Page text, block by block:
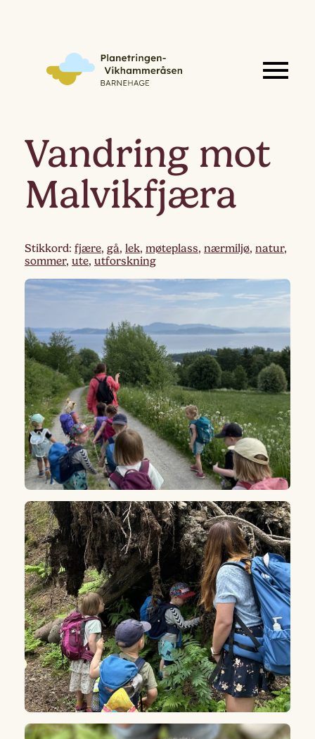
Vandring mot
Malvikfjæra
Stikkord: fjære, gå, lek, møteplass, nærmiljø, natur,
sommer, ute, utforskning